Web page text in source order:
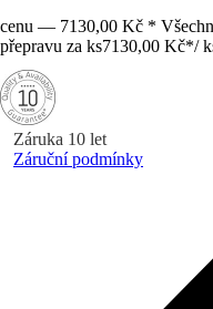
cenu — 7130,00 Kč *
přepravu za ks7130,00 Kč*/
Záruka 10 let
Záruční podmínky